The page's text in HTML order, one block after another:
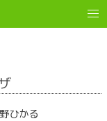
ひかる